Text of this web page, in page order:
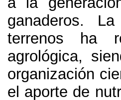
ganaderos.
terrenos ha
agrológica,
organización
el aporte de